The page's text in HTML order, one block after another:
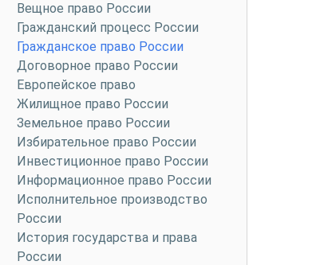
Вещное право России
Гражданский процесс России
Гражданское право России
Договорное право России
Европейское право
Жилищное право России
Земельное право России
Избирательное право России
Инвестиционное право России
Информационное право России
Исполнительное производство
России
История государства и права
России